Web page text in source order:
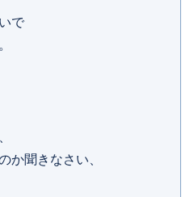
で
か聞きなさい、